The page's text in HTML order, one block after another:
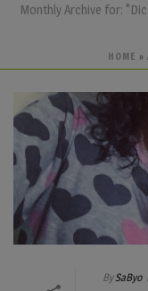
Monthly Archive for:
HOME »
By SaByo